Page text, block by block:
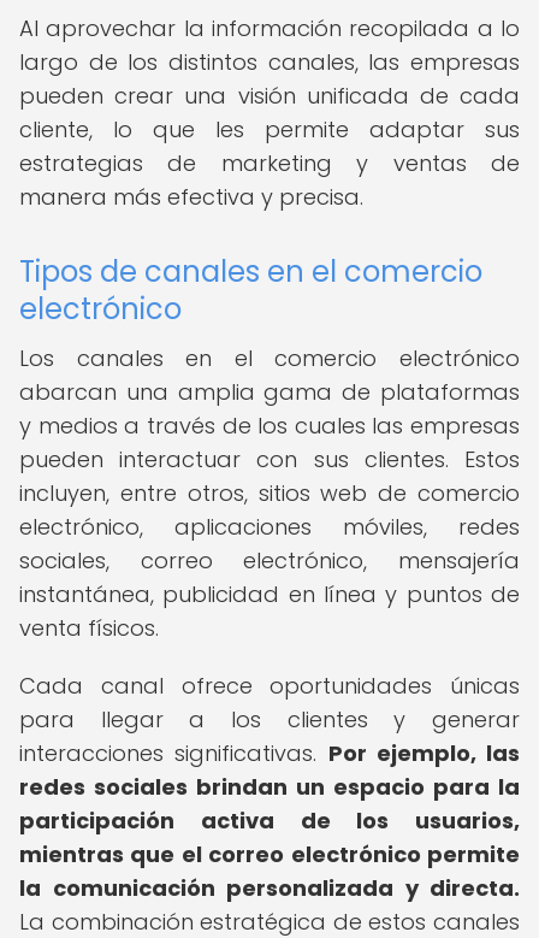
Al aprovechar la información recopilada a lo
largo de los distintos canales, las empresas
pueden crear una visión unificada de cada
cliente, lo que les permite adaptar sus
estrategias de marketing y ventas de
manera más efectiva y precisa.
Tipos de canales en el comercio
electrónico
Los canales en el comercio electrónico
abarcan una amplia gama de plataformas
y medios a través de los cuales las empresas
pueden interactuar con sus clientes. Estos
incluyen, entre otros, sitios web de comercio
electrónico, aplicaciones móviles, redes
sociales, correo electrónico, mensajería
instantánea, publicidad en línea y puntos de
venta físicos.
Cada canal ofrece oportunidades únicas
para llegar a los clientes y generar
interacciones significativas. Por ejemplo, las
redes sociales brindan un espacio para la
participación activa de los usuarios,
mientras que el correo electrónico permite
la comunicación personalizada y directa.
La combinación estratégica de estos canales